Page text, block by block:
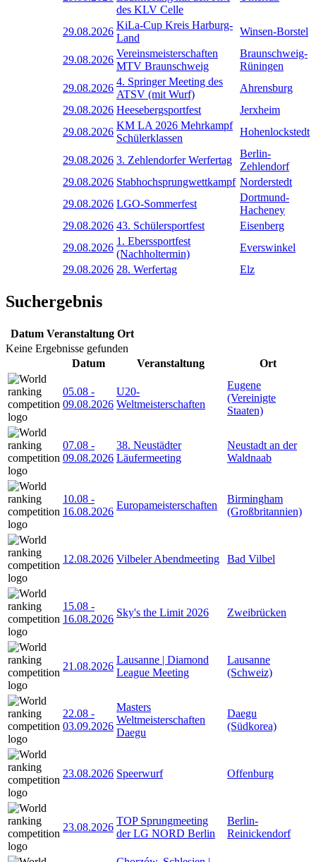
des KLV Celle
29.08.2026
KiLa-Cup Kreis Harburg-
Land
Winsen-Borstel
29.08.2026
Vereinsmeisterschaften
MTV Braunschweig
Braunschweig-
Rüningen
29.08.2026
4. Springer Meeting des
ATSV (mit Wurf)
Ahrensburg
29.08.2026 Heesebergsportfest
Jerxheim
29.08.2026
KM LA 2026 Mehrkampf
Schülerklassen
Hohenlockstedt
29.08.2026 3. Zehlendorfer Werfertag
Berlin-
Zehlendorf
29.08.2026 Stabhochsprungwettkampf Norderstedt
29.08.2026 LGO-Sommerfest
Dortmund-
Hacheney
29.08.2026 43. Schülersportfest
Eisenberg
29.08.2026
1. Eberssportfest
(Nachholtermin)
Everswinkel
29.08.2026 28. Werfertag Elz
Suchergebnis
Datum Veranstaltung Ort
Keine Ergebnisse gefunden
Datum
Veranstaltung Ort
05.08 -
09.08.2026
U20-
Weltmeisterschaften
Eugene
(Vereinigte
Staaten)
07.08 -
09.08.2026
38. Neustädter
Läufermeeting
Neustadt an der
Waldnaab
10.08 -
16.08.2026
Europameisterschaften
Birmingham
(Großbritannien)
12.08.2026 Vilbeler Abendmeeting Bad Vilbel
15.08 -
16.08.2026
Sky's the Limit 2026 Zweibrücken
21.08.2026
Lausanne | Diamond
League Meeting
Lausanne
(Schweiz)
22.08 -
03.09.2026
Masters
Weltmeisterschaften
Daegu
Daegu
(Südkorea)
23.08.2026 Speerwurf Offenburg
23.08.2026
TOP Sprungmeeting
der LG NORD Berlin
Berlin-
Reinickendorf